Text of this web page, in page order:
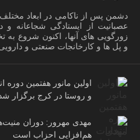
دشمن پس از ناکامی در ابعاد
عصبانیت از ایستادگی شجاعانه و
زورگویی های آنها، اکنون شروع
و پل ها و کارخانجات صنعتی و
اولین مانور هفتمین دوره
و روستا در کرج برگزار شد
مهدی مهرور: دوران
هم‌افزایی احزاب است